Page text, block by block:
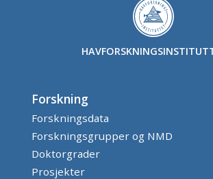
Forskning
Forskningsdata
Forskningsgrupper og NMD
Doktorgrader
Prosjekter